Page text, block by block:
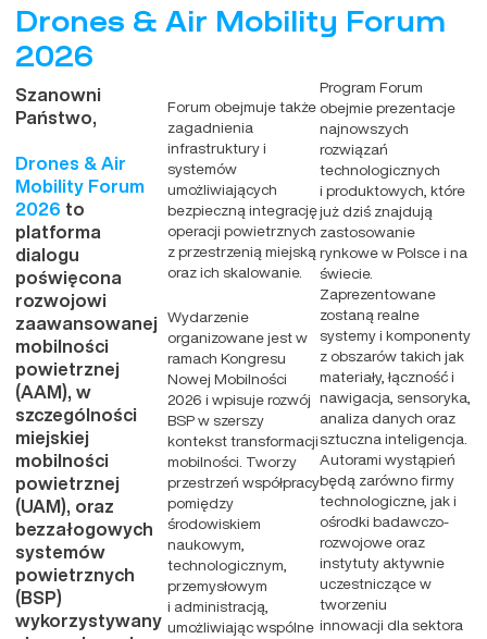
Drones & Air Mobility Forum
2026
Szanowni
Państwo,
Drones & Air
Mobility Forum
2026 to
platforma
dialogu
poświęcona
rozwojowi
zaawansowanej
mobilności
powietrznej
(AAM), w
szczególności
miejskiej
mobilności
powietrznej
(UAM), oraz
bezzałogowych
systemów
powietrznych
(BSP)
wykorzystywany
Forum obejmuje także
zagadnienia
infrastruktury i
systemów
umożliwiających
bezpieczną integrację
operacji powietrznych
z przestrzenią miejską
oraz ich skalowanie.
Wydarzenie
organizowane jest w
ramach Kongresu
Nowej Mobilności
2026 i wpisuje rozwój
BSP w szerszy
kontekst transformacji
mobilności. Tworzy
przestrzeń współpracy
pomiędzy
środowiskiem
naukowym,
technologicznym,
przemysłowym
i administracją,
umożliwiając wspólne
Program Forum
obejmie prezentacje
najnowszych
rozwiązań
technologicznych
i produktowych, które
już dziś znajdują
zastosowanie
rynkowe w Polsce i na
świecie.
Zaprezentowane
zostaną realne
systemy i komponenty
z obszarów takich jak
materiały, łączność i
nawigacja, sensoryka,
analiza danych oraz
sztuczna inteligencja.
Autorami wystąpień
będą zarówno firmy
technologiczne, jak i
ośrodki badawczo-
rozwojowe oraz
instytuty aktywnie
uczestniczące w
tworzeniu
innowacji dla sektora